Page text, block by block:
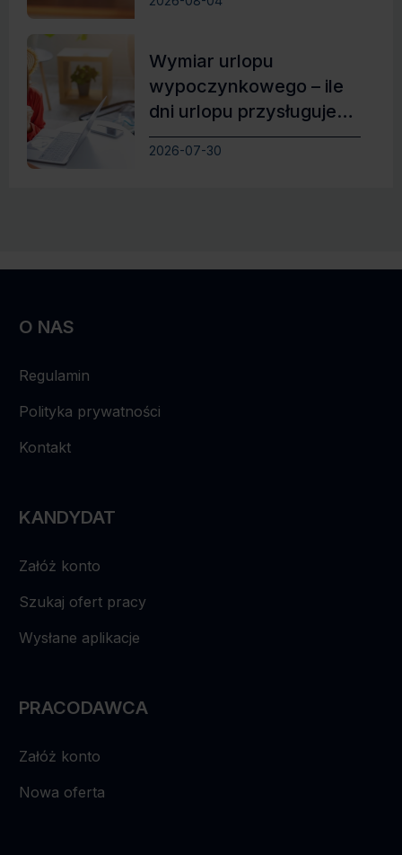
Wymiar urlopu
wypoczynkowego – ile
dni urlopu przysługuje
pracownikowi?
2026-07-30
O NAS
Regulamin
Polityka prywatności
Kontakt
KANDYDAT
Załóż konto
Szukaj ofert pracy
Wysłane aplikacje
PRACODAWCA
Załóż konto
Nowa oferta